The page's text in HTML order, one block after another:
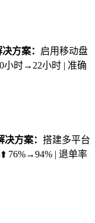
方案： 启用移动盘
小时→22小时 | 准确
决方案： 搭建多平台
76%→94% | 退单率